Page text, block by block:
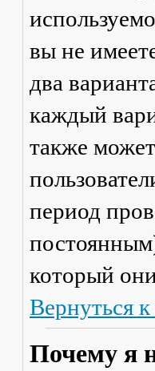
вы не
два
каждый
также
период
который
Вернуться
Почему я